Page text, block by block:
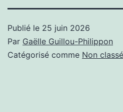
Publié le 25 juin 2026
Par Gaëlle Guillou-Philippon
Catégorisé comme Non classé